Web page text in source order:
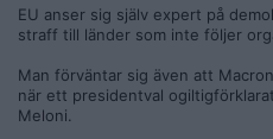
EU anser sig själv expert på
straff till länder som inte följer
Man förväntar sig även att
när ett presidentval
Meloni.